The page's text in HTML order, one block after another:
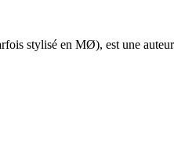
stylisé en MØ), est une